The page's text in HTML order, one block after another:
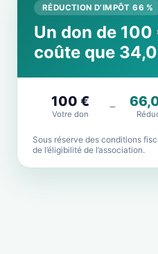
RÉDUCTION D’IMPÔT 66 %
Un don de
coûte que
100 €
Votre don
−
Sous réserve des conditions
de l’éligibilité de l’association.